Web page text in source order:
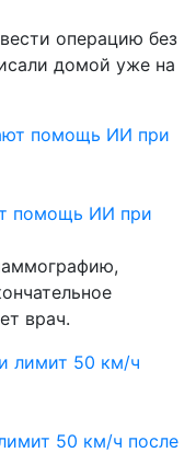
операцию без
домой уже на
помощь ИИ при
врач.
50 км/ч после